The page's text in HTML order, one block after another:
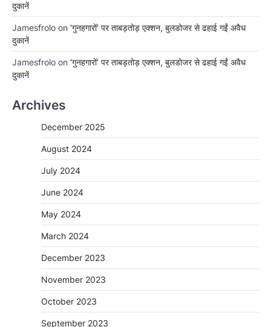
दुकानें
Jamesfrolo on ‘गुनहगारों’ पर ताबड़तोड़ एक्शन, बुलडोजर से ढहाई गईं अवैध
दुकानें
Jamesfrolo on ‘गुनहगारों’ पर ताबड़तोड़ एक्शन, बुलडोजर से ढहाई गईं अवैध
दुकानें
Archives
December 2025
August 2024
July 2024
June 2024
May 2024
March 2024
December 2023
November 2023
October 2023
September 2023